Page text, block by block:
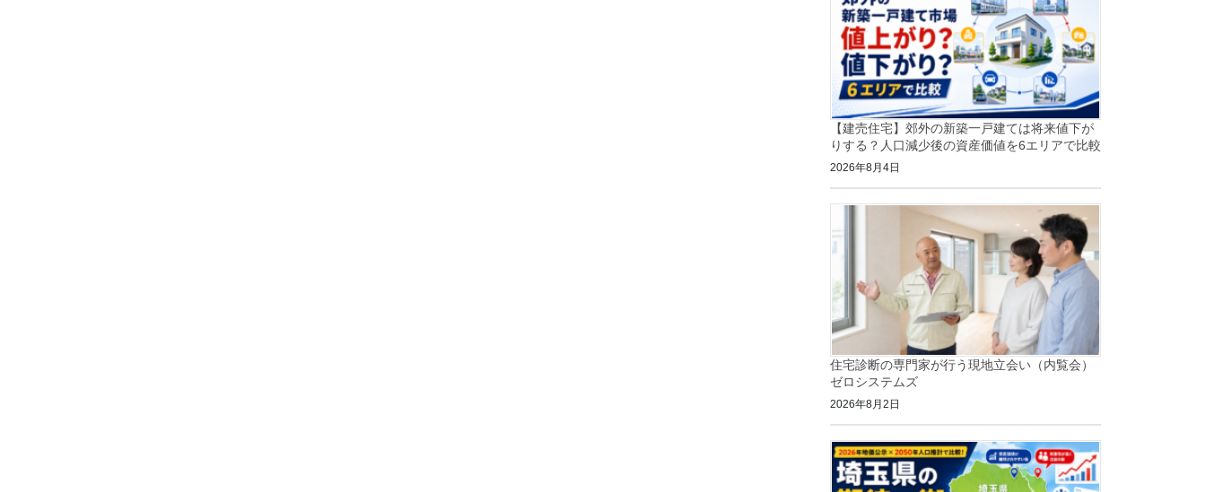
【建売住宅】郊外の新築一戸建ては将来値下が
りする？人口減少後の資産価値を6エリアで比較
2026年8月4日
住宅診断の専門家が行う現地立会い（内覧会）
ゼロシステムズ
2026年8月2日